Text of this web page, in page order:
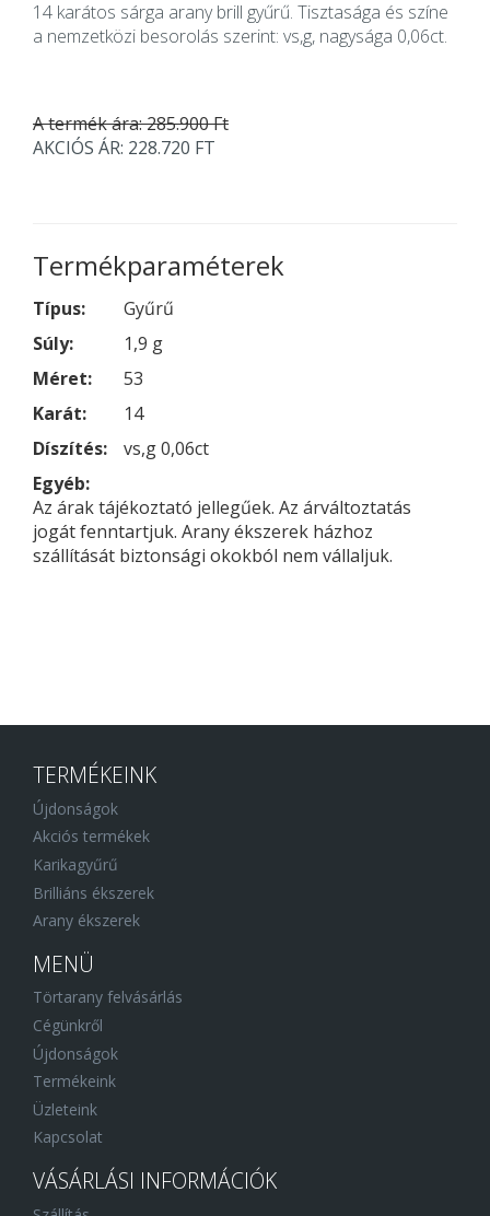
14 karátos sárga arany brill gyűrű. Tisztasága és színe
a nemzetközi besorolás szerint: vs,g, nagysága 0,06ct.
A termék ára: 285.900 Ft
AKCIÓS ÁR: 228.720 FT
Termékparaméterek
Típus:
Gyűrű
Súly:
1,9 g
Méret:
53
Karát:
14
Díszítés:
vs,g 0,06ct
Egyéb:
Az árak tájékoztató jellegűek. Az árváltoztatás
jogát fenntartjuk. Arany ékszerek házhoz
szállítását biztonsági okokból nem vállaljuk.
TERMÉKEINK
Újdonságok
Akciós termékek
Karikagyűrű
Brilliáns ékszerek
Arany ékszerek
MENÜ
Törtarany felvásárlás
Cégünkről
Újdonságok
Termékeink
Üzleteink
Kapcsolat
VÁSÁRLÁSI INFORMÁCIÓK